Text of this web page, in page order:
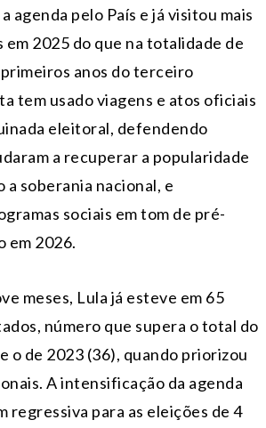
agenda pelo País e já visitou mais
em 2025 do que na totalidade de
primeiros anos do terceiro
tem usado viagens e atos oficiais
eleitoral, defendendo
a recuperar a popularidade
a soberania nacional, e
sociais em tom de pré-
em 2026.
meses, Lula já esteve em 65
número que supera o total do
o de 2023 (36), quando priorizou
A intensificação da agenda
regressiva para as eleições de 4